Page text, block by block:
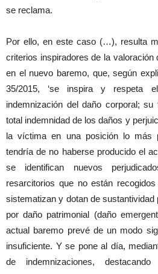
se reclama.
Por ello, en este caso (…), resulta
criterios inspiradores de la valoración
en el nuevo baremo, que, según
35/2015, ‘se inspira y respeta
indemnización del daño corporal;
total indemnidad de los daños y
la víctima en una posición lo más
tendría de no haberse producido el
se identifican nuevos
resarcitorios que no están
sistematizan y dotan de
por daño patrimonial (daño
actual baremo prevé de un modo
insuficiente. Y se pone al día,
de indemnizaciones,